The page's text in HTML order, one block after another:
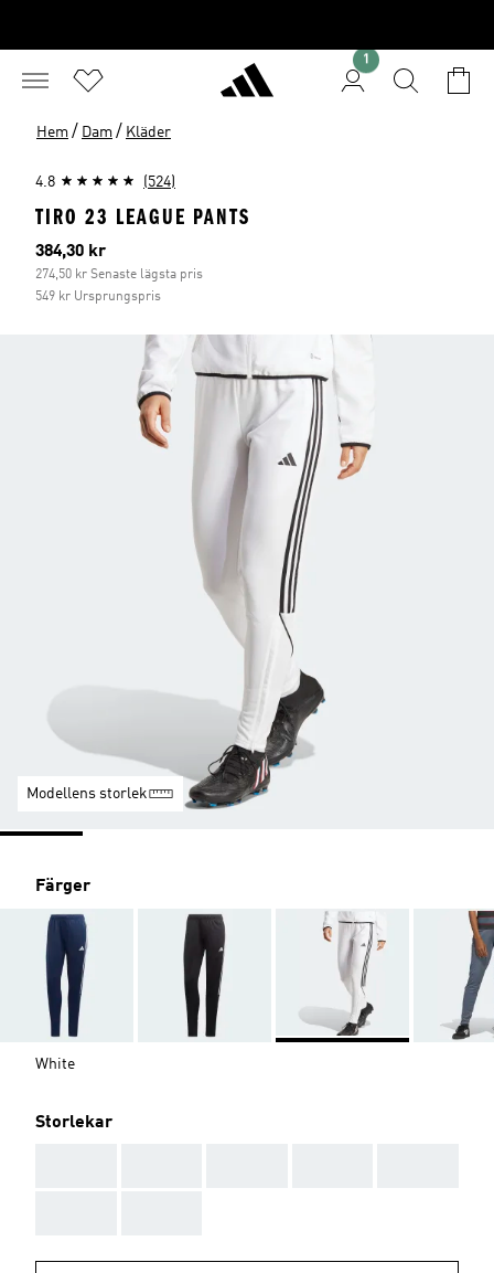
1
Hem / Dam / Kläder
4.8 (524)
TIRO 23 LEAGUE PANTS
Aktuellt pris
384,30 kr
274,50 kr Senaste lägsta pris
549 kr Ursprungspris
Modellens storlek
Färger
White
Storlekar